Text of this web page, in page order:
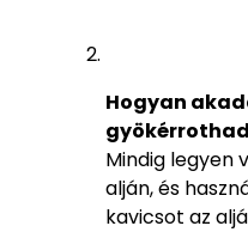
Hogyan
Mindig legyen
alján, és
kavicsot az